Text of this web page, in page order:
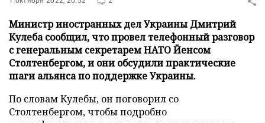
Министр иностранных дел Украины Дмитрий
Кулеба сообщил, что провел телефонный разговор
с генеральным секретарем НАТО Йенсом
Столтенбергом, и они обсудили практические
шаги альянса по поддержке Украины.
По словам Кулебы, он поговорил со
Столтенбергом, чтобы подробно